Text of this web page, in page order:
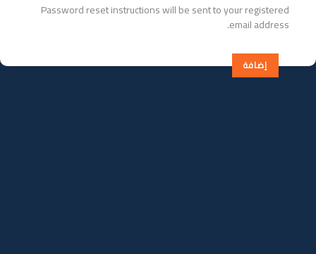
Password reset instructions will be sent to your registered
email address.